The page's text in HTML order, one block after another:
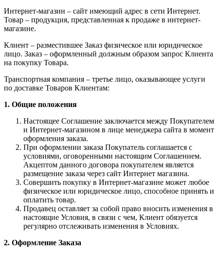
Интернет-магазин – сайт имеющий адрес в сети Интернет.
Товар – продукция, представленная к продаже в интернет-
магазине.
Клиент – разместившее Заказ физическое или юридическое
лицо. Заказ – оформленный должным образом запрос Клиента
на покупку Товара.
Транспортная компания – третье лицо, оказывающее услуги
по доставке Товаров Клиентам:
1. Общие положения
Настоящее Соглашение заключается между Покупателем
и Интернет-магазином в лице менеджера сайта в момент
оформления заказа.
При оформлении заказа Покупатель соглашается с
условиями, оговоренными настоящим Соглашением.
Акцептом данного договора покупателем является
размещение заказа через сайт Интернет магазина.
Совершить покупку в Интернет-магазине может любое
физическое или юридическое лицо, способное принять и
оплатить товар.
Продавец оставляет за собой право вносить изменения в
настоящие Условия, в связи с чем, Клиент обязуется
регулярно отслеживать изменения в Условиях.
2. Оформление Заказа